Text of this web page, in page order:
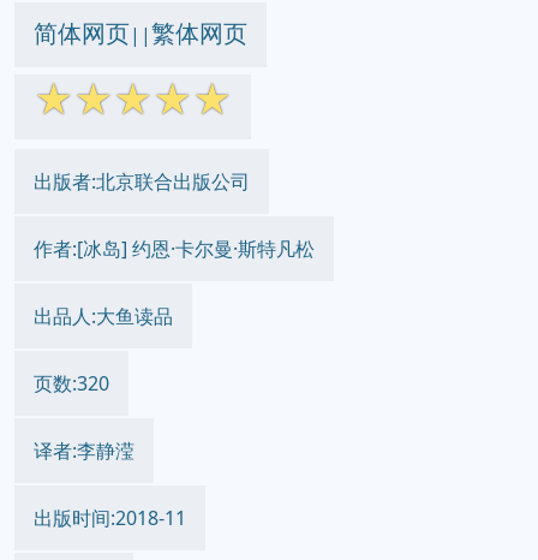
简体网页||繁体网页
☆☆☆☆☆
出版者:北京联合出版公司
作者:[冰岛] 约恩·卡尔曼·斯特凡松
出品人:大鱼读品
页数:320
译者:李静滢
出版时间:2018-11